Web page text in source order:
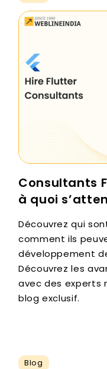
Consultants
à quoi
Découvrez qui
comment ils
développement
Découvrez les
avec des experts
blog exclusif.
Blog